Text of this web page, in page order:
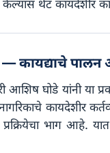
थेट कायदेशीर
कायद्याचे पालन
आशिष घोडे यांनी या
कायदेशीर
भाग आहे.